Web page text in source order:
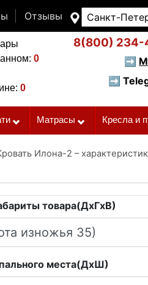
Отзывы
0
0
8(800) 234-
➡
➡
Матрасы Кресла и
Илона-2 –
товара(ДxГxВ)
места(ДxШ)